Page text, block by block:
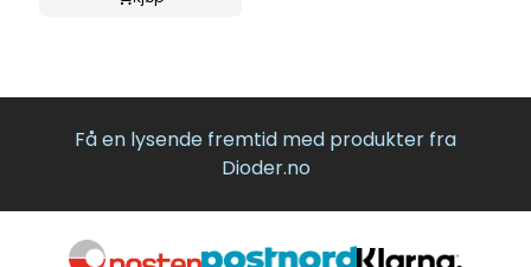
Få en lysende fremtid med produkter fra
Dioder.no